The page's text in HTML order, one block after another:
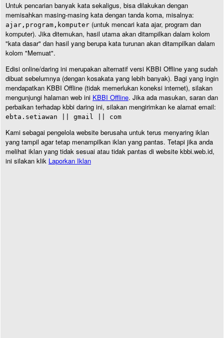
Untuk pencarian banyak kata sekaligus, bisa dilakukan dengan
memisahkan masing-masing kata dengan tanda koma, misalnya:
ajar,program,komputer (untuk mencari kata ajar, program dan
komputer). Jika ditemukan, hasil utama akan ditampilkan dalam kolom
"kata dasar" dan hasil yang berupa kata turunan akan ditampilkan dalam
kolom "Memuat".
Edisi online/daring ini merupakan alternatif versi KBBI Offline yang sudah
dibuat sebelumnya (dengan kosakata yang lebih banyak). Bagi yang ingin
mendapatkan KBBI Offline (tidak memerlukan koneksi internet), silakan
mengunjungi halaman web ini KBBI Offline. Jika ada masukan, saran dan
perbaikan terhadap kbbi daring ini, silakan mengirimkan ke alamat email:
ebta.setiawan || gmail || com
Kami sebagai pengelola website berusaha untuk terus menyaring iklan
yang tampil agar tetap menampilkan iklan yang pantas. Tetapi jika anda
melihat iklan yang tidak sesuai atau tidak pantas di website kbbi.web.id,
ini silakan klik Laporkan Iklan